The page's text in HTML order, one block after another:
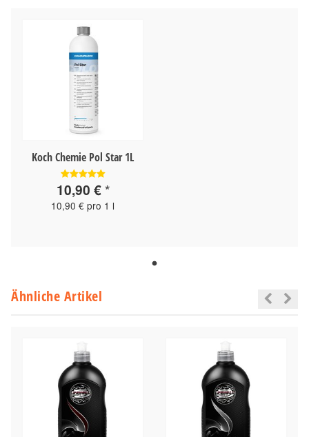
Koch Chemie Pol Star 1L
10,90 €*
10,90 € pro 1 l
Ähnliche Artikel